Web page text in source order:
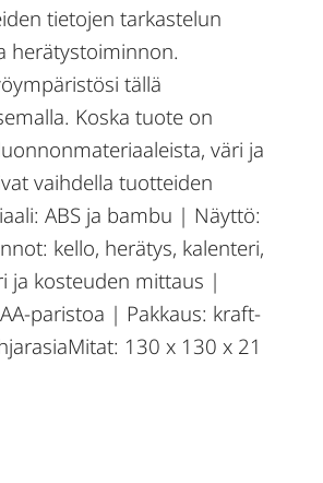
tietojen tarkastelun
herätystoiminnon.
tällä
Koska tuote on
väri ja
vaihdella tuotteiden
ABS ja bambu | Näyttö:
kello, herätys, kalenteri,
ja kosteuden mittaus |
paristoa | Pakkaus: kraft-
130 x 130 x 21